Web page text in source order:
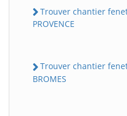
Trouver chantier
PROVENCE
Trouver chantier
BROMES